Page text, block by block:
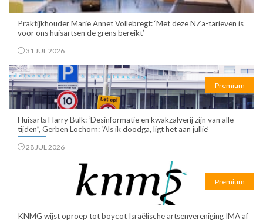
Praktijkhouder Marie Annet Vollebregt: ‘Met deze NZa-tarieven is
voor ons huisartsen de grens bereikt’
31 JUL 2026
Premium
Huisarts Harry Bulk: ‘Desinformatie en kwakzalverij zijn van alle
tijden”, Gerben Lochorn: ‘Als ik doodga, ligt het aan jullie’
28 JUL 2026
Premium
KNMG wijst oproep tot boycot Israëlische artsenvereniging IMA af